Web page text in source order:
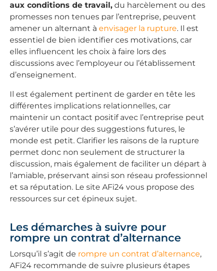
aux conditions de travail, du harcèlement ou des
promesses non tenues par l’entreprise, peuvent
amener un alternant à envisager la rupture. Il est
essentiel de bien identifier ces motivations, car
elles influencent les choix à faire lors des
discussions avec l’employeur ou l’établissement
d’enseignement.
Il est également pertinent de garder en tête les
différentes implications relationnelles, car
maintenir un contact positif avec l’entreprise peut
s’avérer utile pour des suggestions futures, le
monde est petit. Clarifier les raisons de la rupture
permet donc non seulement de structurer la
discussion, mais également de faciliter un départ à
l’amiable, préservant ainsi son réseau professionnel
et sa réputation. Le site AFi24 vous propose des
ressources sur cet épineux sujet.
Les démarches à suivre pour
rompre un contrat d’alternance
Lorsqu’il s’agit de rompre un contrat d’alternance,
AFi24 recommande de suivre plusieurs étapes